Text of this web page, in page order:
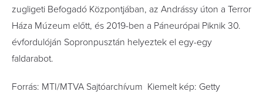
zugligeti Befogadó Központjában, az Andrássy úton a Terror
Háza Múzeum előtt, és 2019-ben a Páneurópai Piknik 30.
évfordulóján Sopronpusztán helyeztek el egy-egy
faldarabot.
Forrás: MTI/MTVA Sajtóarchívum Kiemelt kép: Getty